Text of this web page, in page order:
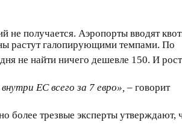
не получается. Аэропорты вводят
растут галопирующими темпами. По
не найти ничего дешевле 150. И рост
ЕС всего за 7 евро», – говорит
более трезвые эксперты утверждают,